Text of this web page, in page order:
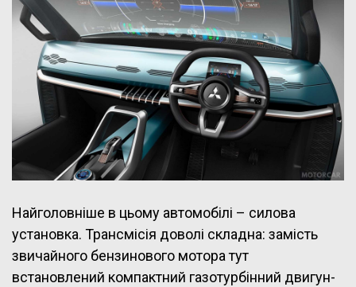
Найголовніше в цьому автомобілі – силова
установка. Трансмісія доволі складна: замість
звичайного бензинового мотора тут
встановлений компактний газотурбінний двигун-